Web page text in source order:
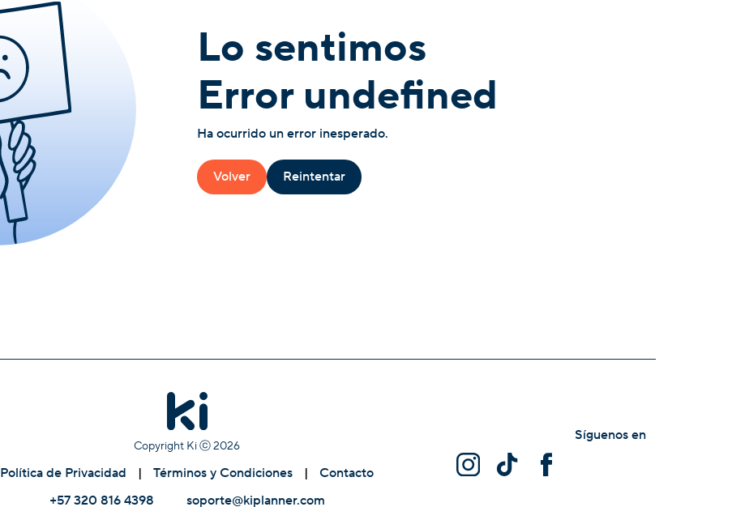
Lo sentimos
Error undefined
Ha ocurrido un error inesperado.
Volver Reintentar
Copyright Ki ⓒ2026
Política de Privacidad | Términos y Condiciones |
Contacto
+57 320 816 4398
soporte@kiplanner.com
Síguenos en